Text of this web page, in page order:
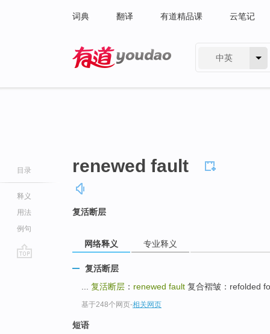
词典 翻译 有道精品课 云笔记
中英
目录
释义
用法
例句
renewed fault
复活断层
网络释义 专业释义
复活断层
复活断层 ： renewed fault 复合褶皱：refolded
基于248个网页-相关网页
短语